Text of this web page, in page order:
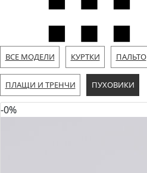
ВСЕ МОДЕЛИ КУРТКИ ПАЛЬТО
ПЛАЩИ И ТРЕНЧИ ПУХОВИКИ
-0%